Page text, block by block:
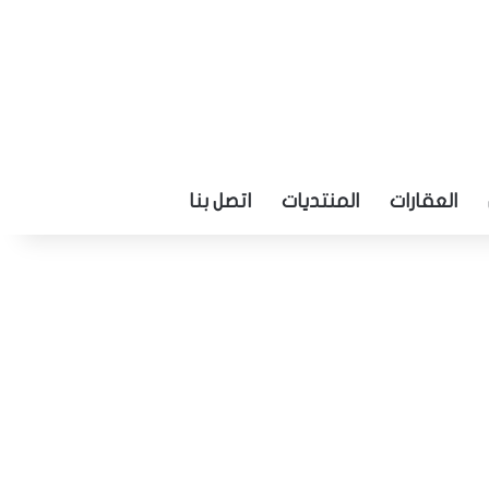
العقارات المنتديات اتصل بنا